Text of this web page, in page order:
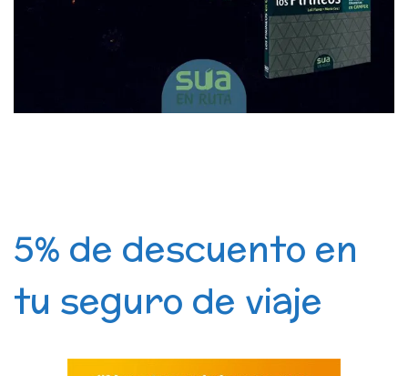
5% de descuento en
tu seguro de viaje